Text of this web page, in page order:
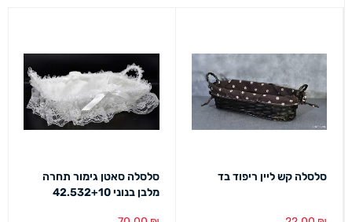
סלסלה קש ליין ריפוד בד
סלסלה סאטן גימור תחרה
מלבן בנוני 42.532+10